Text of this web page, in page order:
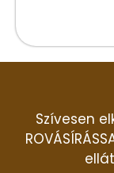
Szívesen